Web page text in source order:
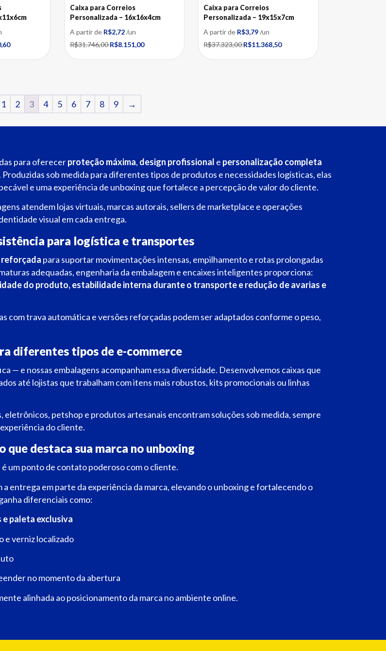
Caixa para Correios
Personalizada – 16x16x4cm
A partir de R$2,72/un
R$31.746,00R$8.151,00
Caixa para Correios
Personalizada – 19x15x7cm
A partir de R$3,79/un
R$37.323,00R$11.368,50
1 2 3 4 5 6 7 8 9 →
para oferecerproteção máxima, design profissional e personalização completa
sob medida para diferentes tipos de produtos e necessidades logísticas, elas
e uma experiência de unboxing que fortalece a percepção de valor do cliente.
atendem lojas virtuais, marcas autorais, sellers de marketplace e operações
visual em cada entrega.
para logística e transportes
para suportar movimentações intensas, empilhamento e rotas prolongadas
adequadas, engenharia da embalagem e encaixes inteligentes proporciona:
do produto, estabilidade interna durante o transporte e redução de avarias e
com trava automática e versões reforçadas podem ser adaptados conforme o peso,
diferentes tipos de e-commerce
— e nossas embalagens acompanham essa diversidade. Desenvolvemos caixas que
até lojistas que trabalham com itens mais robustos, kits promocionais ou linhas
eletrônicos, petshop e produtos artesanais encontram soluções sob medida, sempre
do cliente.
que destaca sua marca no unboxing
um ponto de contato poderoso com o cliente.
entrega em parte da experiência da marca, elevando o unboxing e fortalecendo o
diferenciais como:
paleta exclusiva
e verniz localizado
no momento da abertura
alinhada ao posicionamento da marca no ambiente online.